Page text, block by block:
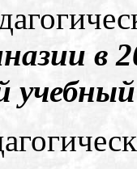
в
учебный